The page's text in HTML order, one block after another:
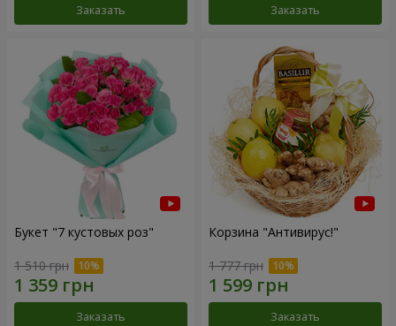
Заказать Заказать
Букет "7 кустовых роз"
1 510 грн
Заказать
Корзина "Антивирус!"
1 777 грн
Заказать